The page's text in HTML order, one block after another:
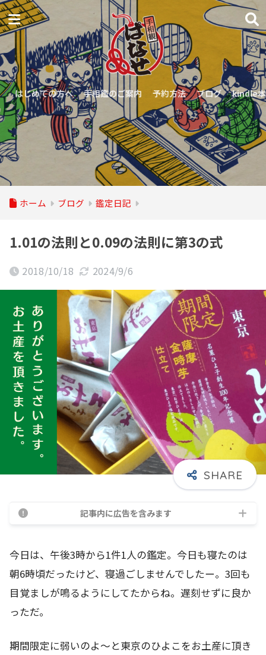
はじめての方へ 手相鑑のご案内 予約方法 ブログ kindle本
ホーム ブログ 鑑定日記
1.01の法則と0.09の法則に第3の式
2018/10/18 2024/9/6
記事内に広告を含みます
今日は、午後3時から1件1人の鑑定。今日も寝たのは
朝6時頃だったけど、寝過ごしませんでしたー。3回も
目覚ましが鳴るようにしてたからね。遅刻せずに良か
っただ。
期間限定に弱いのよ～と東京のひよこをお土産に頂き